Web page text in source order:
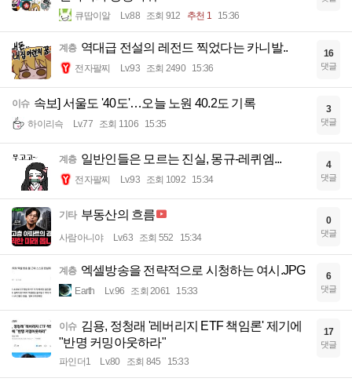
큐땁이알 Lv.88 조회 912 추천 1 15:36
계층 역대급 전설의 레전드 찍었다는 카니발..
전자팔찌 Lv.93 조회 2490 15:36
16
댓글
이슈 속보] 서울도 '40도'…오늘 노원 40.2도 기록
하이리슥 Lv.77 조회 1106 15:35
3
댓글
계층 일반인들은 모르는 진실, 몽규-레퀴엠...
전자팔찌 Lv.93 조회 1092 15:34
4
댓글
기타 부동산의 흐름
사람아니야 Lv.63 조회 552 15:34
0
댓글
계층 엑셀방송을 전략적으로 시청하는 여시.JPG
Earth Lv.96 조회 2061 15:33
6
댓글
이슈 김용, 정청래 '레버리지 ETF 책임론' 제기에
"반명 커밍아웃하라"
파인더1 Lv.80 조회 845 15:33
17
댓글